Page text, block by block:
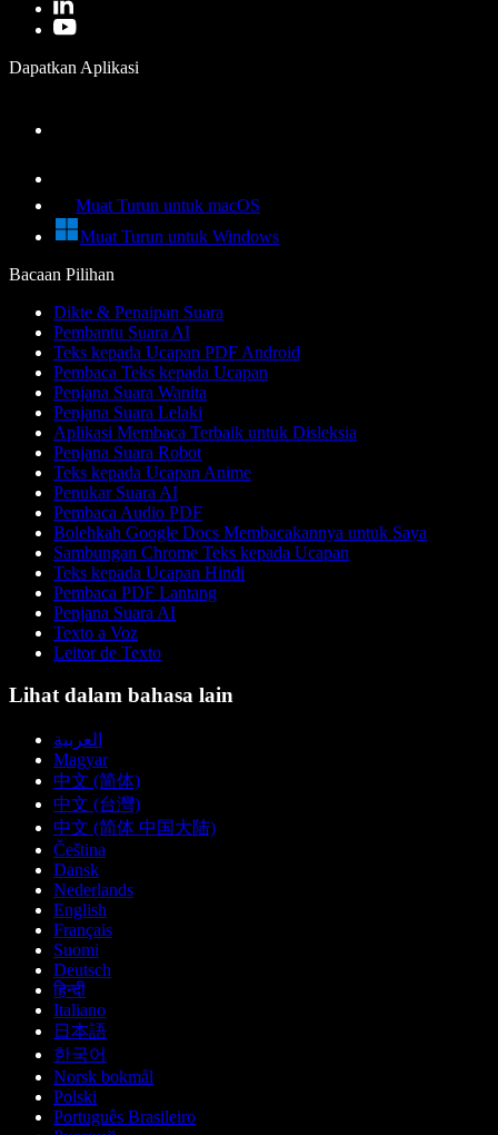
Dapatkan Aplikasi
Muat Turun untuk macOS
Muat Turun untuk Windows
Bacaan Pilihan
Dikte & Penaipan Suara
Pembantu Suara AI
Teks kepada Ucapan PDF Android
Pembaca Teks kepada Ucapan
Penjana Suara Wanita
Penjana Suara Lelaki
Aplikasi Membaca Terbaik untuk Disleksia
Penjana Suara Robot
Teks kepada Ucapan Anime
Penukar Suara AI
Pembaca Audio PDF
Bolehkah Google Docs Membacakannya untuk Saya
Sambungan Chrome Teks kepada Ucapan
Teks kepada Ucapan Hindi
Pembaca PDF Lantang
Penjana Suara AI
Texto a Voz
Leitor de Texto
Lihat dalam bahasa lain
العربية
Magyar
中文 (简体)
中文 (台灣)
中文 (简体 中国大陆)
Čeština
Dansk
Nederlands
English
Français
Suomi
Deutsch
हिन्दी
Italiano
日本語
한국어
Norsk bokmål
Polski
Português Brasileiro